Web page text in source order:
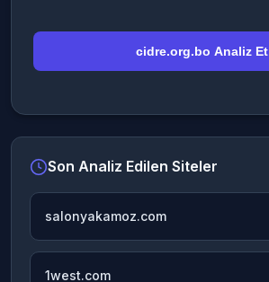
cidre.org.bo Analiz Et
Son Analiz Edilen Siteler
salonyakamoz.com
1west.com